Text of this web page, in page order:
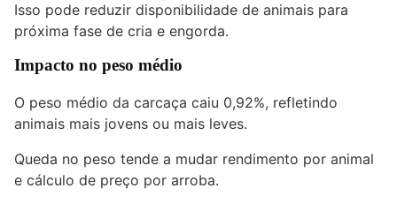
Isso pode reduzir disponibilidade de animais para
próxima fase de cria e engorda.
Impacto no peso médio
O peso médio da carcaça caiu 0,92%, refletindo
animais mais jovens ou mais leves.
Queda no peso tende a mudar rendimento por animal
e cálculo de preço por arroba.